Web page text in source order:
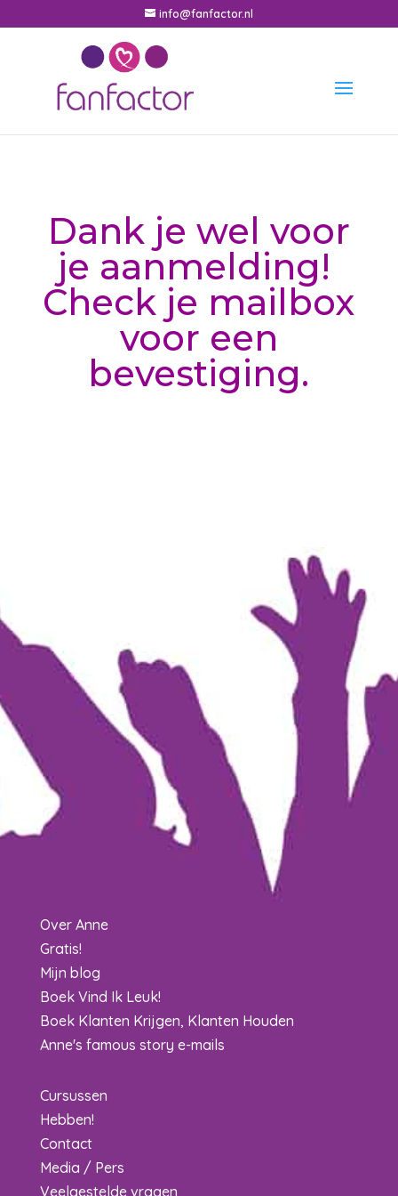
info@fanfactor.nl
Dank je wel voor
je aanmelding!
Check je mailbox
voor een
bevestiging.
Over Anne
Gratis!
Mijn blog
Boek Vind Ik Leuk!
Boek Klanten Krijgen, Klanten Houden
Anne's famous story e-mails
Cursussen
Hebben!
Contact
Media / Pers
Veelgestelde vragen